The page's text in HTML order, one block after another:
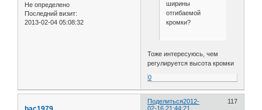
Не определено
Последний визит:
2013-02-04 05:08:32
ширины
отгибаемой
кромки?
Тоже интересуюсь, чем
регулируется высота кромки
0
Поделиться 117
2012-
02-16 21:44:21